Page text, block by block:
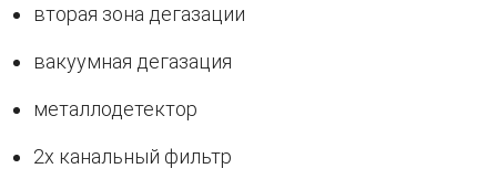
вторая зона дегазации
вакуумная дегазация
металлодетектор
2х канальный фильтр